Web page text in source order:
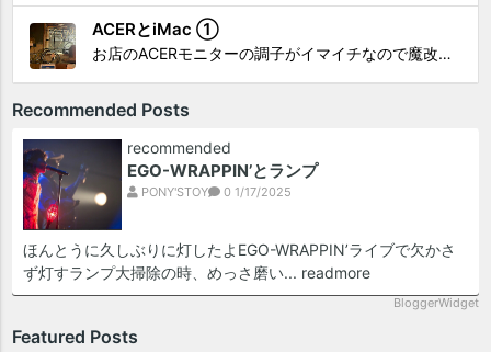
ACERとiMac ①
お店のACERモニターの調子がイマイチなので魔改造したiMacと入れ替え 外は豪雨、何処へも行かない火曜。 コツコツ作業スタートです!!! CHK!!! 何年かぶりにモニターを降ろした。 配線がぐちゃぐちゃ😂 要らないケーブルなど、使っていない部材などなど片付けて、拭き掃除w。...
Recommended Posts
recommended
EGO-WRAPPIN’とランプ
PONY'STOY 0 1/17/2025
ほんとうに久しぶりに灯したよEGO-WRAPPIN’ライブで欠かさ
ず灯すランプ大掃除の時、めっさ磨い... readmore
BloggerWidget
Featured Posts